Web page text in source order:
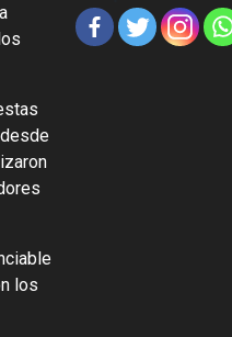
los